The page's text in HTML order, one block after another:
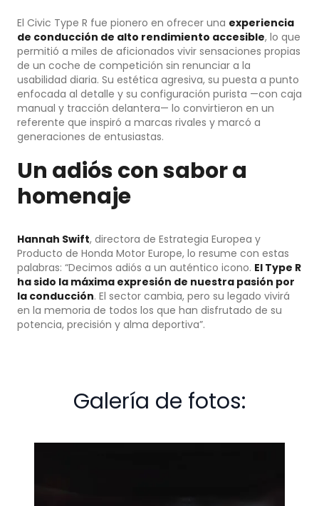
El Civic Type R fue pionero en ofrecer una experiencia
de conducción de alto rendimiento accesible, lo que
permitió a miles de aficionados vivir sensaciones propias
de un coche de competición sin renunciar a la
usabilidad diaria. Su estética agresiva, su puesta a punto
enfocada al detalle y su configuración purista —con caja
manual y tracción delantera— lo convirtieron en un
referente que inspiró a marcas rivales y marcó a
generaciones de entusiastas.
Un adiós con sabor a
homenaje
Hannah Swift, directora de Estrategia Europea y
Producto de Honda Motor Europe, lo resume con estas
palabras: “Decimos adiós a un auténtico icono. El Type R
ha sido la máxima expresión de nuestra pasión por
la conducción. El sector cambia, pero su legado vivirá
en la memoria de todos los que han disfrutado de su
potencia, precisión y alma deportiva”.
Galería de fotos: